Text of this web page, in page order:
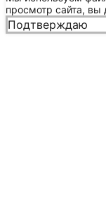
просмотр сайта, вы
Подтверждаю